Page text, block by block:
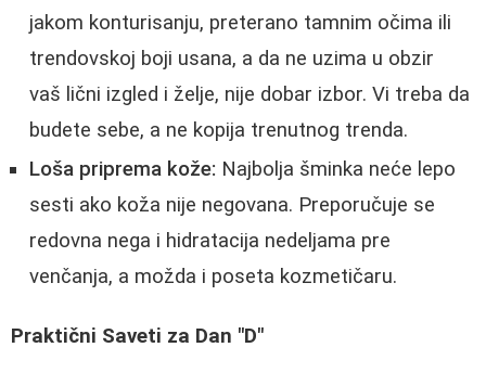
jakom konturisanju, preterano tamnim očima ili
trendovskoj boji usana, a da ne uzima u obzir
vaš lični izgled i želje, nije dobar izbor. Vi treba da
budete sebe, a ne kopija trenutnog trenda.
Loša priprema kože: Najbolja šminka neće lepo
sesti ako koža nije negovana. Preporučuje se
redovna nega i hidratacija nedeljama pre
venčanja, a možda i poseta kozmetičaru.
Praktični Saveti za Dan "D"